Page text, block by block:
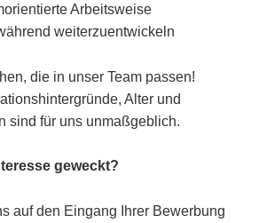
Arbeitsweise
weiterzuentwickeln
die in unser Team passen!
Alter und
sind für uns unmaßgeblich.
geweckt?
auf den Eingang Ihrer Bewerbung